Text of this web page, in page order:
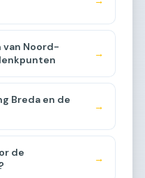
van Noord-
→
Breda en de
→
de
→